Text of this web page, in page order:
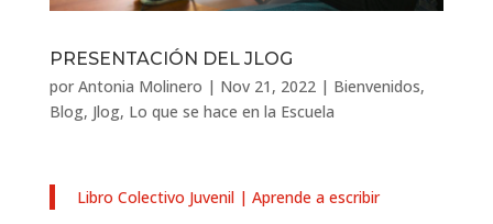
PRESENTACIÓN DEL JLOG
por Antonia Molinero | Nov 21, 2022| Bienvenidos,
Blog, Jlog, Lo que se hace en la Escuela
Libro Colectivo Juvenil | Aprende a escribir